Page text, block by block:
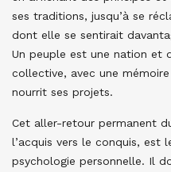
ses traditions, jusqu’à se
dont elle se sentirait
Un peuple est une nation et
collective, avec une
nourrit ses projets.
Cet aller-retour permanent
l’acquis vers le conquis, est
psychologie personnelle. Il